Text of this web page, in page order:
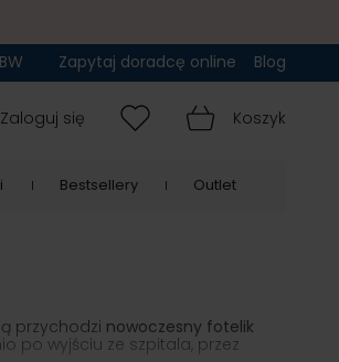
Zapytaj doradcę online Blog
Zaloguj się Koszyk
Bestsellery Outlet
przychodzi nowoczesny fotelik
po wyjściu ze szpitala, przez